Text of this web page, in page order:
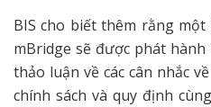
BIS cho biết thêm rằng
mBridge sẽ được phát
thảo luận về các cân nhắc
chính sách và quy định